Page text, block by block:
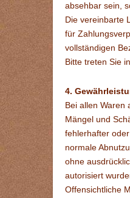
absehbar sein,
Die vereinbarte
für
vollständigen
Bitte treten Sie
4.
Bei allen Waren
Mängel und
fehlerhafter
normale
ohne
autorisiert
Offensichtliche